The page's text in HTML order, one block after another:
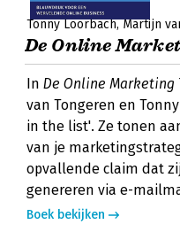
Tonny Loorbach Martijn
De Online
In De Online Marketing
van Tongeren en
in the list'. Ze tonen
van je
opvallende claim dat
genereren via e-
Boek bekijken